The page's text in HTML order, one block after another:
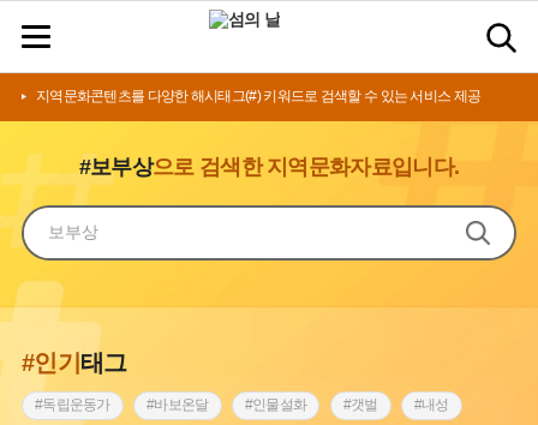
지역문화콘텐츠를 다양한 해시태그(#) 키워드로 검색할 수 있는 서비스 제공
#보부상으로 검색한 지역문화자료입니다.
#인기태그
#독립운동가 #바보온달 #인물설화 #갯벌 #내성